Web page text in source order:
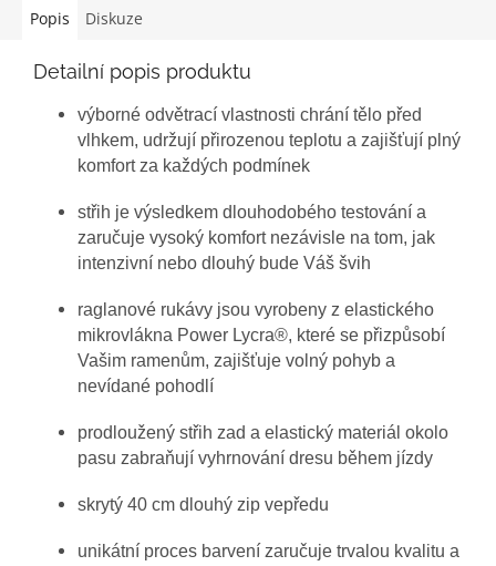
Popis Diskuze
Detailní popis produktu
výborné odvětrací vlastnosti chrání tělo před
vlhkem, udržují přirozenou teplotu a zajišťují plný
komfort za každých podmínek
střih je výsledkem dlouhodobého testování a
zaručuje vysoký komfort nezávisle na tom, jak
intenzivní nebo dlouhý bude Váš švih
raglanové rukávy jsou vyrobeny z elastického
mikrovlákna Power Lycra®, které se přizpůsobí
Vašim ramenům, zajišťuje volný pohyb a
nevídané pohodlí
prodloužený střih zad a elastický materiál okolo
pasu zabraňují vyhrnování dresu během jízdy
skrytý 40 cm dlouhý zip vepředu
unikátní proces barvení zaručuje trvalou kvalitu a